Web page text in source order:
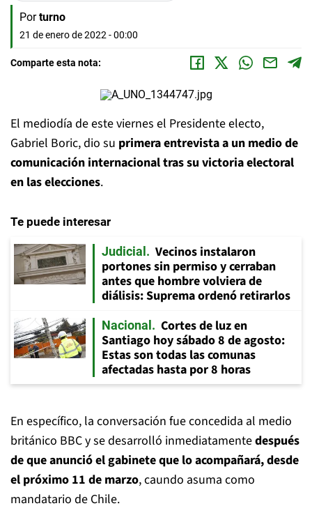
Por turno
21 de enero de 2022 - 00:00
Comparte esta nota:
El mediodía de este viernes el Presidente electo,
Gabriel Boric, dio su primera entrevista a un medio de
comunicación internacional tras su victoria electoral
en las elecciones.
Te puede interesar
Judicial
Vecinos instalaron
portones sin permiso y cerraban
antes que hombre volviera de
diálisis: Suprema ordenó retirarlos
Nacional
Cortes de luz en
Santiago hoy sábado 8 de agosto:
Estas son todas las comunas
afectadas hasta por 8 horas
En específico, la conversación fue concedida al medio
británico BBC y se desarrolló inmediatamentedespués
de que anunció el gabinete que lo acompañará, desde
el próximo 11 de marzo, caundo asuma como
mandatario de Chile.